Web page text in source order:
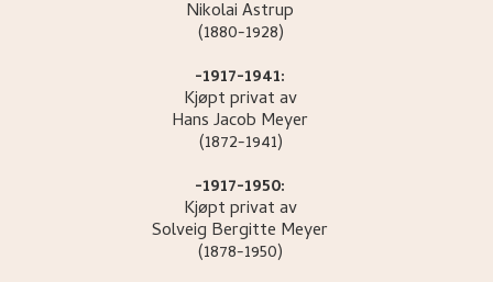
NikolaiAstrup
(1880-1928)
-1917-1941:
Kjøpt privat av
Hans Jacob Meyer
(1872-1941)
-1917-1950:
Kjøpt privat av
Solveig Bergitte Meyer
(1878-1950)